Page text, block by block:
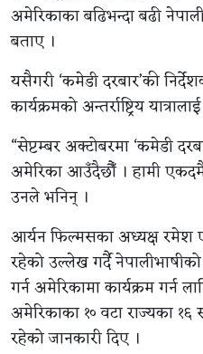
अमेरिकाका बढिभन्दा बढी
बताए ।
यसैगरी ‘कमेडी दरबार’की
कार्यक्रमको अन्तर्राष्ट्रिय
“सेप्टम्बर अक्टोबरमा ‘कमेडी
अमेरिका आउँदैछौँ । हामी
उनले भनिन् ।
आर्यन फिल्मसका अध्यक्ष
रहेको उल्लेख गर्दै
गर्न अमेरिकामा कार्यक्रम गर्न
अमेरिकाका १० वटा राज्यका १६
रहेको जानकारी दिए ।